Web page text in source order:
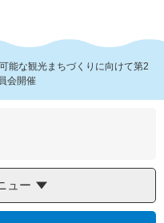
ー
を
能な観光まちづくりに向けて第2
会開催
ュー